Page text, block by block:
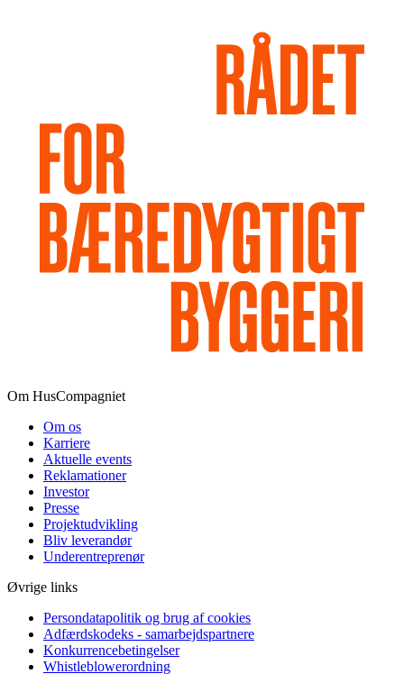
Om HusCompagniet
Om os
Karriere
Aktuelle events
Reklamationer
Investor
Presse
Projektudvikling
Bliv leverandør
Underentreprenør
Øvrige links
Persondatapolitik og brug af cookies
Adfærdskodeks - samarbejdspartnere
Konkurrencebetingelser
Whistleblowerordning